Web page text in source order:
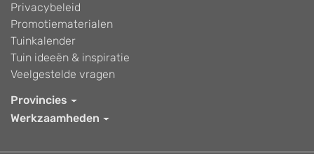
Privacybeleid
Promotiematerialen
Tuinkalender
Tuin ideeën & inspiratie
Veelgestelde vragen
Provincies
Werkzaamheden